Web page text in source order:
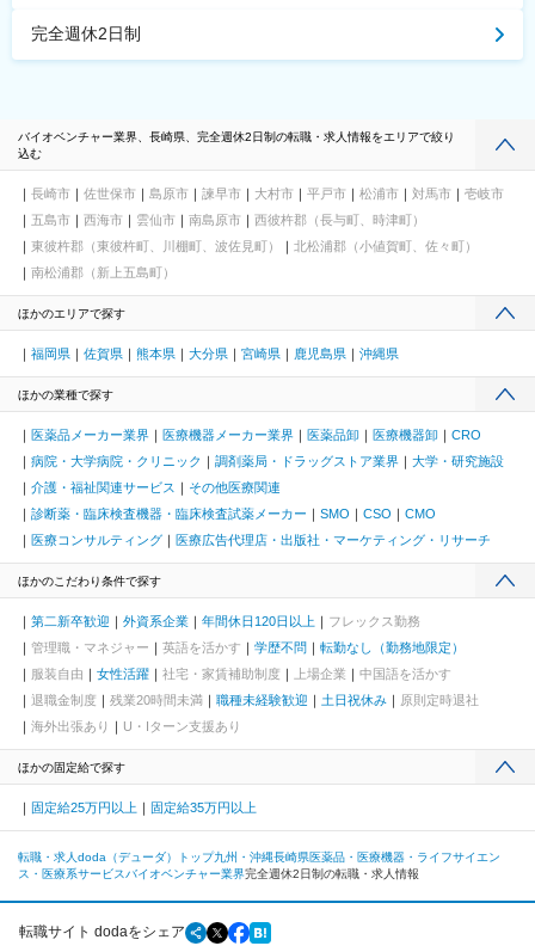
完全週休2日制
バイオベンチャー業界、長崎県、完全週休2日制の転職・求人情報をエリアで絞り
込む
長崎市 佐世保市 島原市 諫早市 大村市 平戸市 松浦市 対馬市
壱岐市
五島市
西海市 雲仙市 南島原市
西彼杵郡（長与町、時津町）
東彼杵郡（東彼杵町、川棚町、波佐見町）
北松浦郡（小値賀町、佐々町）
南松浦郡（新上五島町）
ほかのエリアで探す
福岡県 佐賀県 熊本県 大分県 宮崎県 鹿児島県 沖縄県
ほかの業種で探す
医薬品メーカー業界 医療機器メーカー業界 医薬品卸 医療機器卸
CRO
病院・大学病院・クリニック
調剤薬局・ドラッグストア業界
大学・研究施設
介護・福祉関連サービス
その他医療関連
診断薬・臨床検査機器・臨床検査試薬メーカー
SMO CSO
CMO
医療コンサルティング
医療広告代理店・出版社・マーケティング・リサーチ
ほかのこだわり条件で探す
第二新卒歓迎 外資系企業 年間休日120日以上
フレックス勤務
管理職・マネジャー
英語を活かす 学歴不問
転勤なし（勤務地限定）
服装自由
女性活躍 社宅・家賃補助制度 上場企業
中国語を活かす
退職金制度
残業20時間未満 職種未経験歓迎 土日祝休み
原則定時退社
海外出張あり
U・Iターン支援あり
ほかの固定給で探す
固定給25万円以上 固定給35万円以上
転職・求人doda（デューダ）トップ九州・沖縄長崎県医薬品・医療機器・ライフサイエン
ス・医療系サービス バイオベンチャー業界完全週休2日制の転職・求人情報
転職サイト dodaをシェア